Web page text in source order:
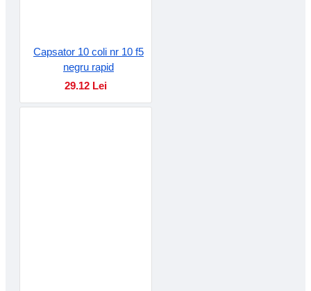
Capsator 10 coli nr 10 f5
negru rapid
29.12 Lei